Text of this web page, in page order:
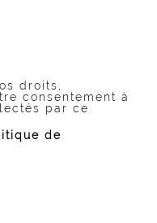
droits,
consentement à
par ce
de